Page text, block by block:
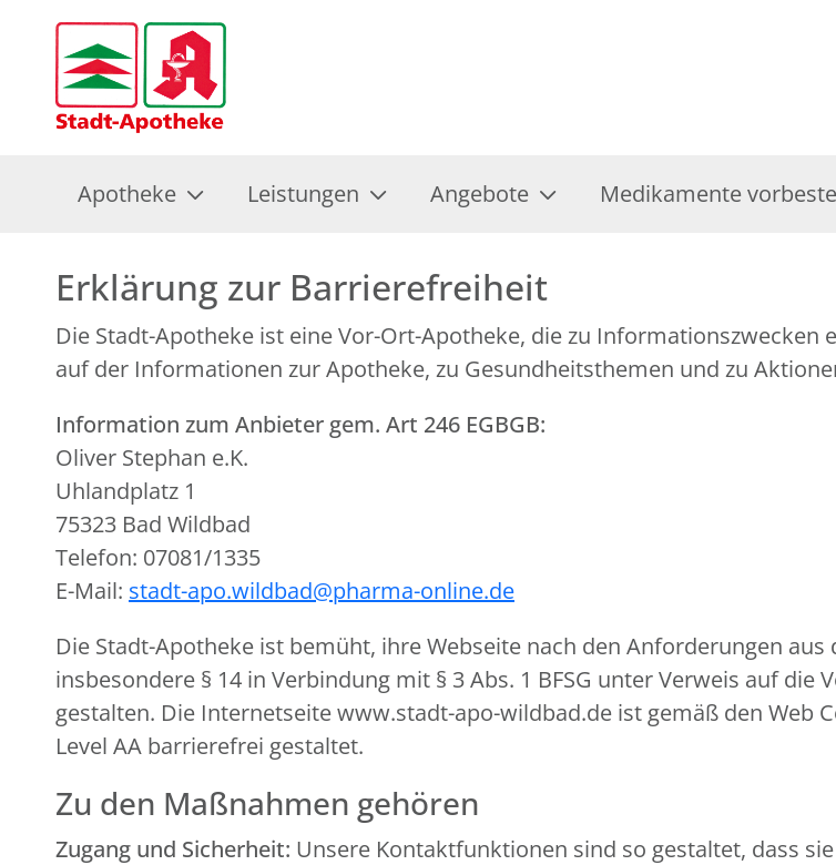
Apotheke Leistungen Angebote Medikamente
Erklärung zur Barrierefreiheit
Die Stadt-Apotheke ist eine Vor-Ort-Apotheke, die zu
auf der Informationen zur Apotheke, zu Gesundheitsthemen und zu
Information zum Anbieter gem. Art 246 EGBGB:
Oliver Stephan e.K.
Uhlandplatz 1
75323 Bad Wildbad
Telefon: 07081/1335
E-Mail: stadt-apo.wildbad@pharma-online.de
Die Stadt-Apotheke ist bemüht, ihre Webseite nach den Anforderungen
insbesondere § 14 in Verbindung mit § 3 Abs. 1 BFSG unter Verweis auf
gestalten. Die Internetseite www.stadt-apo-wildbad.de ist gemäß den Web
Level AA barrierefrei gestaltet.
Zu den Maßnahmen gehören
Zugang und Sicherheit: Unsere Kontaktfunktionen sind so gestaltet, dass